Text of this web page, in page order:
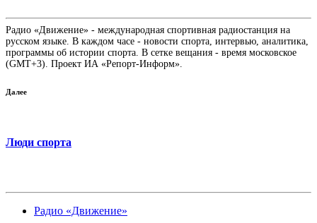
Радио «Движение» - международная спортивная радиостанция на
русском языке. В каждом часе - новости спорта, интервью, аналитика,
программы об истории спорта. В сетке вещания - время московское
(GMT+3). Проект ИА «Репорт-Информ».
Далее
Люди спорта
Радио «Движение»